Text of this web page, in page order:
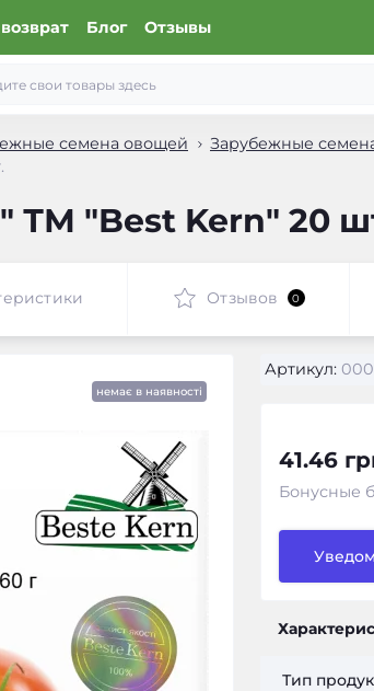
Блог Отзывы
семена овощей
Зарубежные
ТМ "Best Kern" 20
Отзывов 0
немає в наявності
Артикул:
41.46
Бонусные
Тип